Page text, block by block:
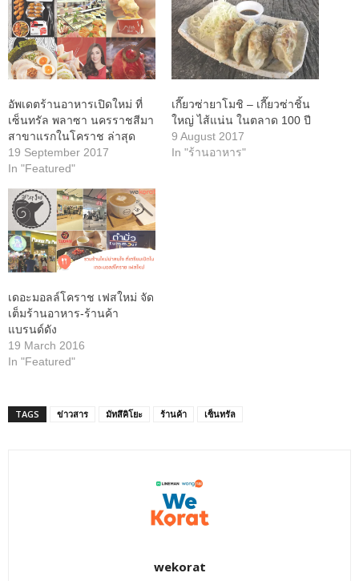
อัพเดตร้านอาหารเปิดใหม่ ที่
เซ็นทรัล พลาซา นครราชสีมา
สาขาแรกในโคราช ล่าสุด
19 September 2017
In "Featured"
เกี๊ยวซ่ายาโมชิ – เกี๊ยวซ่าชิ้น
ใหญ่ ไส้แน่น ในตลาด 100 ปี
9 August 2017
In "ร้านอาหาร"
เดอะมอลล์โคราช เฟสใหม่ จัด
เต็มร้านอาหาร-ร้านค้า
แบรนด์ดัง
19 March 2016
In "Featured"
TAGS ข่าวสาร มัทสึคิโยะ ร้านค้า เซ็นทรัล
wekorat